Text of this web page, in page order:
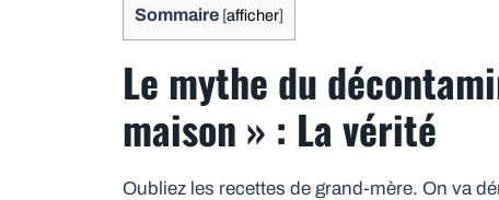
Sommaire [afficher]
Le mythe du
maison » : La vérité
Oubliez les recettes de grand-mère. On va